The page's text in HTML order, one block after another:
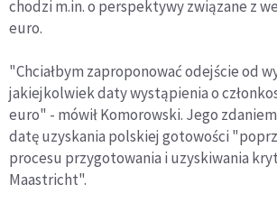
chodzi m.in. o perspektywy związane z
euro.
"Chciałbym zaproponować odejście od
jakiejkolwiek daty wystąpienia o
euro" - mówił Komorowski. Jego
datę uzyskania polskiej gotowości
procesu przygotowania i uzyskiwania
Maastricht".